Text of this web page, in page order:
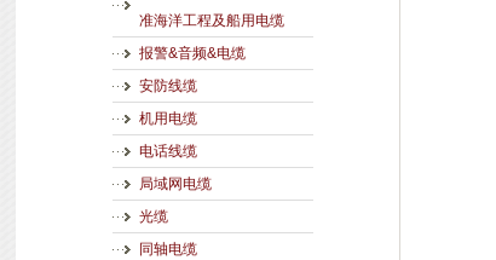
准海洋工程及船用电缆
报警&音频&电缆
安防线缆
机用电缆
电话线缆
局域网电缆
光缆
同轴电缆